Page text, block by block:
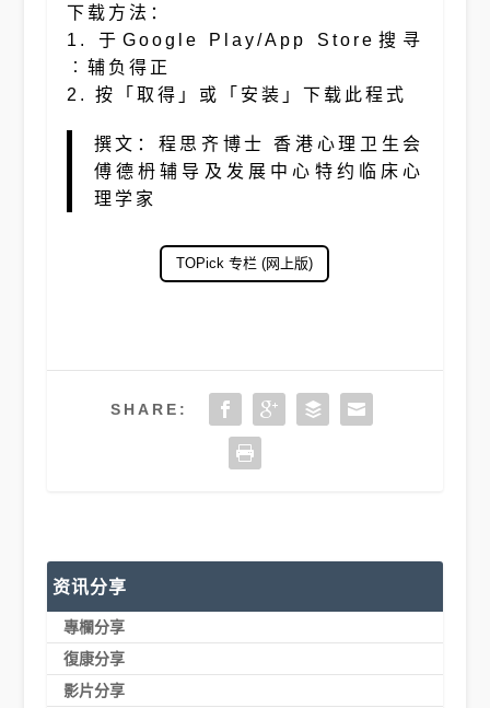
下载方法：
1. 于Google Play/App Store搜寻
︰辅负得正
2. 按「取得」或「安装」下载此程式
撰文：程思齐博士 香港心理卫生会
傅德枬辅导及发展中心特约临床心
理学家
TOPick 专栏 (网上版)
SHARE:
资讯分享
專欄分享
復康分享
影片分享